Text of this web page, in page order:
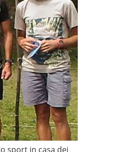
sport in casa dei